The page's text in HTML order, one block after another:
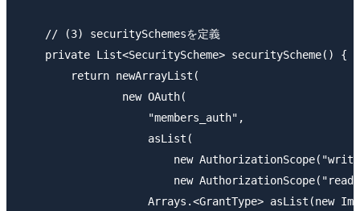
    // (3) securitySchemesを定義
    private List<SecurityScheme> securityScheme() {
        return newArrayList(
                new OAuth(
                    "members_auth",
                    asList(
new
new
Arrays.<GrantType> asList(new